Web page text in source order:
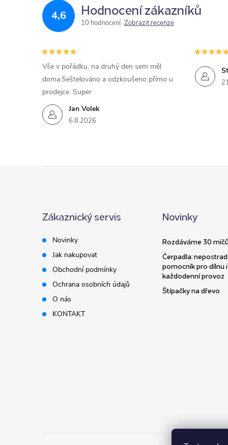
4,6 Hodnocení zákazníků
10 hodnocení Zobrazit recenze
Jan Volek
6.8.2026
Vše v pořádku, na druhý den sem měl
doma.Seštelováno a odzkoušeno přímo u
prodejce. Super
Zákaznický servis
Novinky
Jak nakupovat
Obchodní podmínky
Ochrana osobních údajů
O nás
KONTAKT
Novinky
Rozdáváme 30
Čerpadla:
pomocník pro dílnu i
každodenní provoz
Štípačky na dřevo